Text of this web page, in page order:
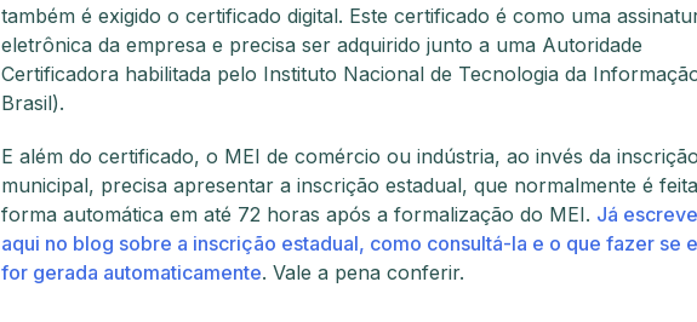
também é exigido o certificado digital. Este certificado é como uma
eletrônica da empresa e precisa ser adquirido junto a uma Autoridade
Certificadora habilitada pelo Instituto Nacional de Tecnologia da
Brasil).
E além do certificado, o MEI de comércio ou indústria, ao invés da inscrição
municipal, precisa apresentar a inscrição estadual, que normalmente é
forma automática em até 72 horas após a formalização do MEI. Já
aqui no blog sobre a inscrição estadual, como consultá-la e o que fazer se
for gerada automaticamente. Vale a pena conferir.